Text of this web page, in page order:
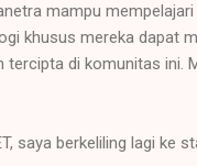
mampu
khusus mereka dapat
di komunitas ini.
saya berkeliling lagi ke